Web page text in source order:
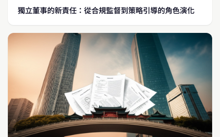
獨立董事的新責任：從合規監督到策略引導的角色演化